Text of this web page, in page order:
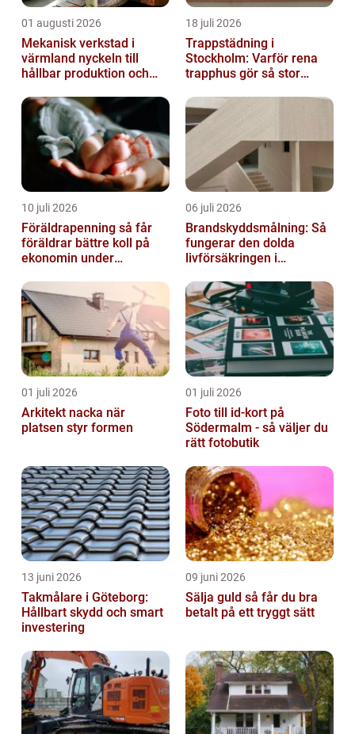
01 augusti 2026
Mekanisk verkstad i
värmland nyckeln till
hållbar produktion och
18 juli 2026
Trappstädning i
Stockholm: Varför rena
trapphus gör så stor
10 juli 2026
Föräldrapenning så får
föräldrar bättre koll på
ekonomin under
06 juli 2026
Brandskyddsmålning: Så
fungerar den dolda
livförsäkringen i
01 juli 2026
Arkitekt nacka när
platsen styr formen
01 juli 2026
Foto till id-kort på
Södermalm - så väljer du
rätt fotobutik
13 juni 2026
Takmålare i Göteborg:
Hållbart skydd och smart
investering
09 juni 2026
Sälja guld så får du bra
betalt på ett tryggt sätt